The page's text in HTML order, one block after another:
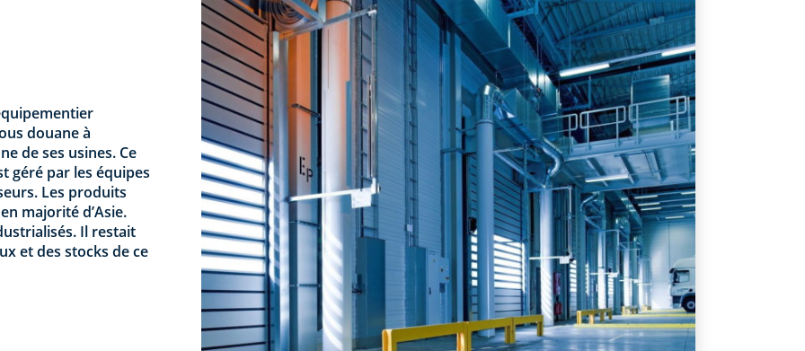
douane à
de ses usines. Ce
géré par les équipes
Les produits
majorité d’Asie.
Il restait
et des stocks de ce